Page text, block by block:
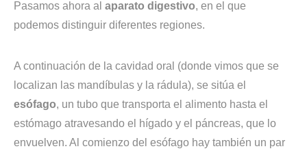
Pasamos ahora al aparato digestivo, en el que
podemos distinguir diferentes regiones.
A continuación de la cavidad oral (donde vimos que se
localizan las mandíbulas y la rádula), se sitúa el
esófago, un tubo que transporta el alimento hasta el
estómago atravesando el hígado y el páncreas, que lo
envuelven. Al comienzo del esófago hay también un par